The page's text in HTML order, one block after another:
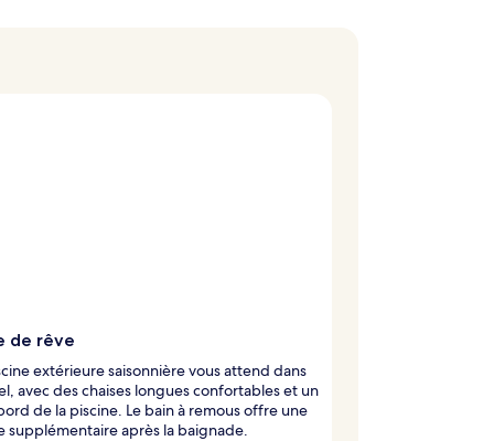
de rêve
extérieure saisonnière vous attend dans
avec des chaises longues confortables et un
de la piscine. Le bain à remous offre une
supplémentaire après la baignade.